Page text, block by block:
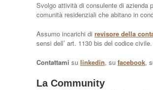
Svolgo attività di consulente di azienda
comunità residenziali che abitano in
Assumo incarichi di revisore della
sensi dell’ art. 1130 bis del codice civile.
Contattami su linkedin, su facebook,
La Community